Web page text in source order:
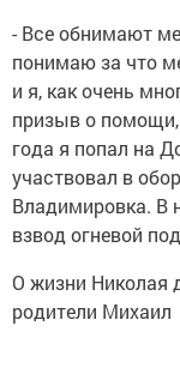
- Все обнимают
понимаю за что
и я, как очень
призыв о помощи,
года я попал на
участвовал в
Владимировка. В
взвод огневой
О жизни Николая
родители Михаил